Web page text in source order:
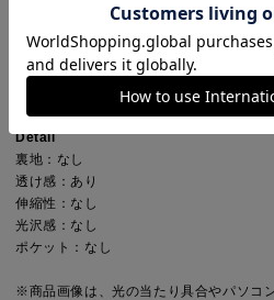
袖丈：長袖
デザイン：無地
ネック：スタンドカラー
Detail
裏地：なし
透け感：あり
伸縮性：なし
光沢感：なし
ポケット：なし
※商品画像は、光の当たり具合やパソコ